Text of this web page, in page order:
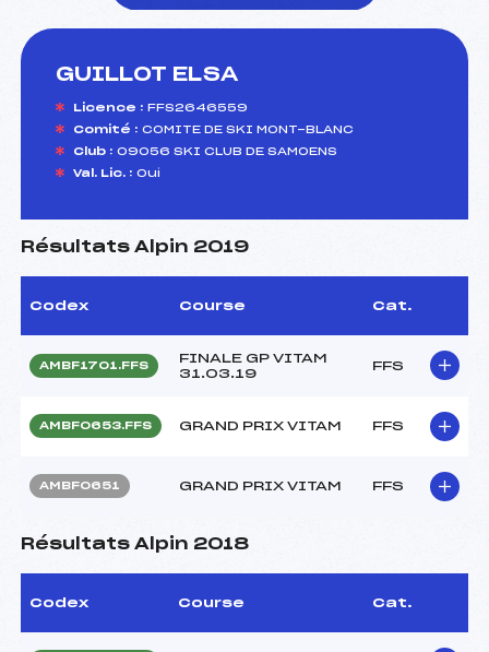
GUILLOT ELSA
Licence : FFS2646559
Comité : COMITE DE SKI MONT-BLANC
Club : 09056 SKI CLUB DE SAMOENS
Val. Lic. : Oui
Résultats Alpin 2019
Codex Course Cat.
AMBF1701.FFS
FINALE GP VITAM
31.03.19
FFS
AMBF0653.FFS GRAND PRIX VITAM FFS
AMBF0651 GRAND PRIX VITAM FFS
Résultats Alpin 2018
Codex Course Cat.